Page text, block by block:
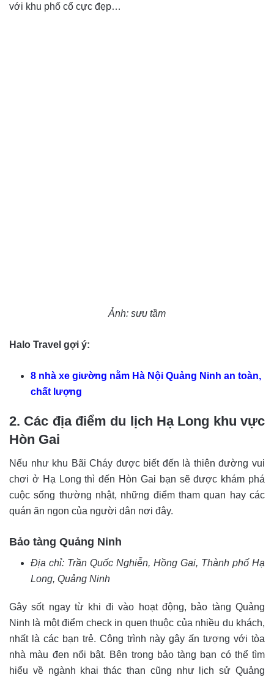
với khu phố cổ cực đẹp…
Ảnh: sưu tầm
Halo Travel gợi ý:
8 nhà xe giường nằm Hà Nội Quảng Ninh an toàn,
chất lượng
2. Các địa điểm du lịch Hạ Long khu vực
Hòn Gai
Nếu như khu Bãi Cháy được biết đến là thiên đường vui
chơi ở Hạ Long thì đến Hòn Gai bạn sẽ được khám phá
cuộc sống thường nhật, những điểm tham quan hay các
quán ăn ngon của người dân nơi đây.
Bảo tàng Quảng Ninh
Địa chỉ: Trần Quốc Nghiễn, Hồng Gai, Thành phố Hạ
Long, Quảng Ninh
Gây sốt ngay từ khi đi vào hoạt động, bảo tàng Quảng
Ninh là một điểm check in quen thuộc của nhiều du khách,
nhất là các bạn trẻ. Công trình này gây ấn tượng với tòa
nhà màu đen nổi bật. Bên trong bảo tàng bạn có thể tìm
hiểu về ngành khai thác than cũng như lịch sử Quảng